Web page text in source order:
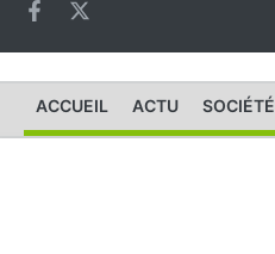
ACCUEIL ACTU SOCIÉTÉ